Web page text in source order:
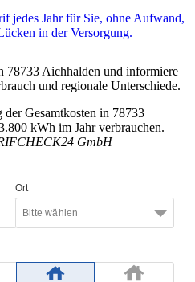
78733 Aichhalden und informiere
und regionale Unterschiede.
Gesamtkosten in 78733
kWh im Jahr verbrauchen.
GmbH